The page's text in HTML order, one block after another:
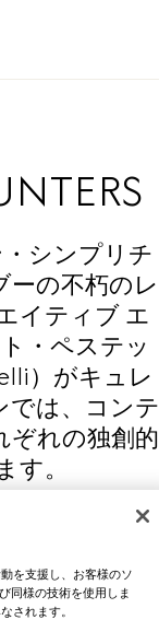
シンプリチ
ーの不朽のレ
イティブ エ
・ペステッ
）がキュレ
では、コンテ
ぞれの独創的
す。
を支援し、お客様のソ
同様の技術を使用しま
されます。